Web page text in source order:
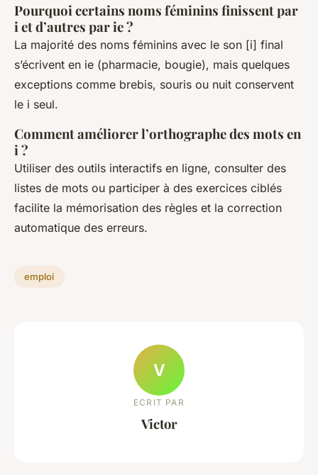
Pourquoi certains noms féminins finissent par
i et d’autres par ie ?
La majorité des noms féminins avec le son [i] final
s’écrivent en ie (pharmacie, bougie), mais quelques
exceptions comme brebis, souris ou nuit conservent
le i seul.
Comment améliorer l’orthographe des mots en
i ?
Utiliser des outils interactifs en ligne, consulter des
listes de mots ou participer à des exercices ciblés
facilite la mémorisation des règles et la correction
automatique des erreurs.
emploi
V
ECRIT PAR
Victor